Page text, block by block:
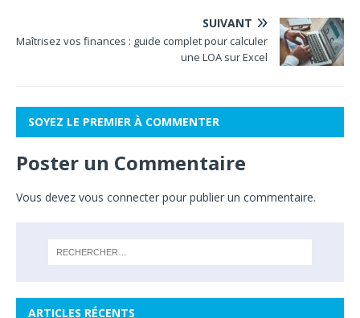
SUIVANT
Maîtrisez vos finances : guide complet pour calculer
une LOA sur Excel
SOYEZ LE PREMIER À COMMENTER
Poster un Commentaire
Vous devez vous connecter pour publier un commentaire.
ARTICLES RÉCENTS